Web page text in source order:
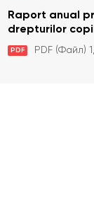
Raport anual
drepturilor
Moldova în anul
PDF PDF (Файл)